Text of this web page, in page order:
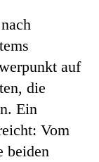
auf
die
Ein
Vom
beiden